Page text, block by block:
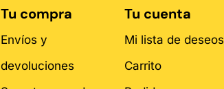
Tu compra
Envíos y
devoluciones
Tu cuenta
Mi lista de deseos
Carrito